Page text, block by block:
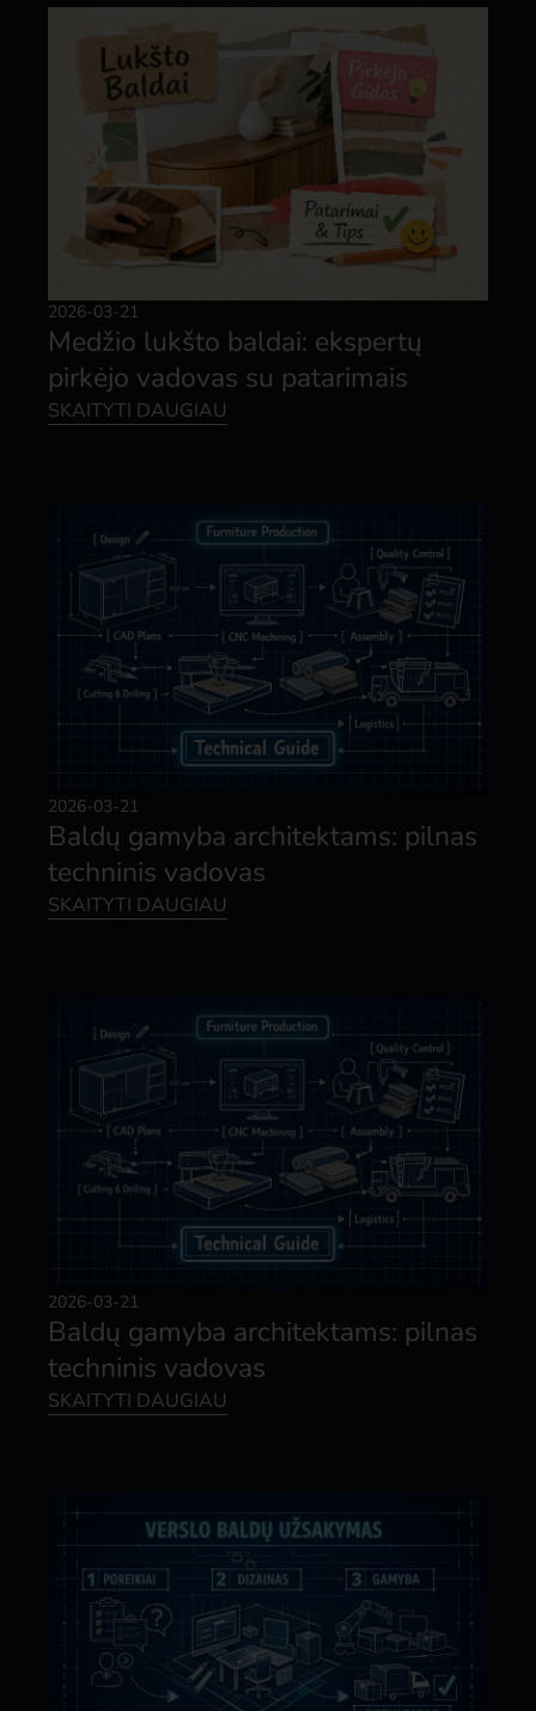
2026-03-21
Medžio lukšto baldai: ekspertų
pirkėjo vadovas su patarimais
SKAITYTI DAUGIAU
2026-03-21
Baldų gamyba architektams: pilnas
techninis vadovas
SKAITYTI DAUGIAU
2026-03-21
Baldų gamyba architektams: pilnas
techninis vadovas
SKAITYTI DAUGIAU